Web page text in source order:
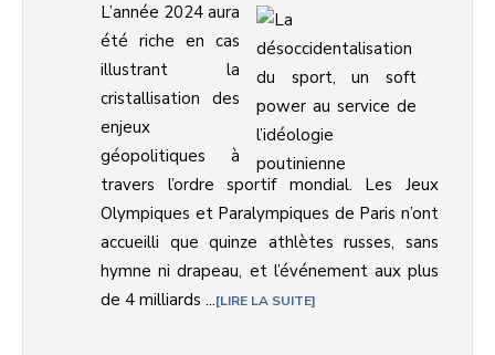
L’année 2024 aura
été riche en cas
illustrant la
cristallisation des
enjeux
géopolitiques à
travers l’ordre sportif mondial. Les Jeux
Olympiques et Paralympiques de Paris n’ont
accueilli que quinze athlètes russes, sans
hymne ni drapeau, et l’événement aux plus
de 4 milliards ... LIRE LA SUITE